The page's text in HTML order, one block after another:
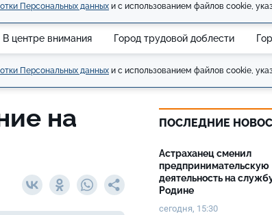
Персональных данных и с использованием файлов cookie,
В центре внимания Город трудовой доблести
Персональных данных и с использованием файлов cookie,
на
ПОСЛЕДНИЕ
Астраханец сменил
предпринимательскую
деятельность на
Родине
сегодня, 15:30